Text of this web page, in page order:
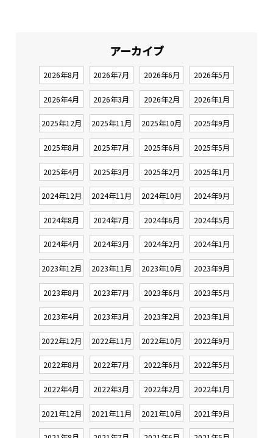
アーカイブ
2026年8月 2026年7月 2026年6月 2026年5月
2026年4月 2026年3月 2026年2月 2026年1月
2025年12月 2025年11月 2025年10月 2025年9月
2025年8月 2025年7月 2025年6月 2025年5月
2025年4月 2025年3月 2025年2月 2025年1月
2024年12月 2024年11月 2024年10月 2024年9月
2024年8月 2024年7月 2024年6月 2024年5月
2024年4月 2024年3月 2024年2月 2024年1月
2023年12月 2023年11月 2023年10月 2023年9月
2023年8月 2023年7月 2023年6月 2023年5月
2023年4月 2023年3月 2023年2月 2023年1月
2022年12月 2022年11月 2022年10月 2022年9月
2022年8月 2022年7月 2022年6月 2022年5月
2022年4月 2022年3月 2022年2月 2022年1月
2021年12月 2021年11月 2021年10月 2021年9月